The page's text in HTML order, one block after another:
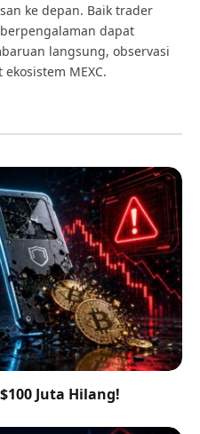
ke depan. Baik trader
dapat
langsung, observasi
MEXC.
Juta Hilang!